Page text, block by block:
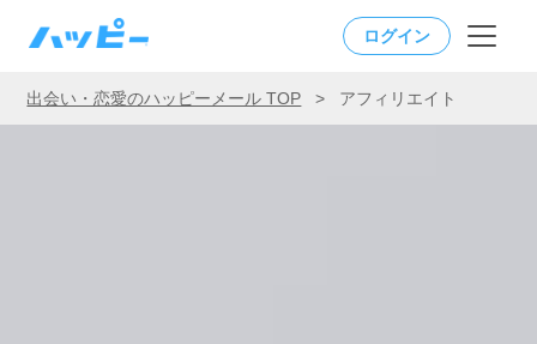
ログイン
出会い・恋愛のハッピーメール TOP > アフィリエイト